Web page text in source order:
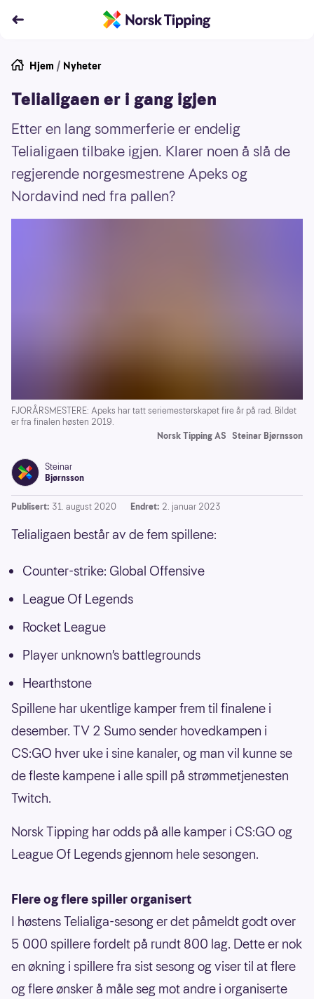
Hjem / Nyheter
Telialigaen er i gang igjen
Etter en lang sommerferie er endelig
Telialigaen tilbake igjen. Klarer noen å slå de
regjerende norgesmestrene Apeks og
Nordavind ned fra pallen?
FJORÅRSMESTERE: Apeks har tatt seriemesterskapet fire år på rad. Bildet
er fra finalen høsten 2019.
Norsk Tipping AS Steinar Bjørnsson
Steinar
Bjørnsson
Publisert: 31. august 2020 Endret: 2. januar 2023
Telialigaen består av de fem spillene:
Counter-strike: Global Offensive
League Of Legends
Rocket League
Player unknown’s battlegrounds
Hearthstone
Spillene har ukentlige kamper frem til finalene i
desember. TV 2 Sumo sender hovedkampen i
CS:GO hver uke i sine kanaler, og man vil kunne se
de fleste kampene i alle spill på strømmetjenesten
Twitch.
Norsk Tipping har odds på alle kamper i CS:GO og
League Of Legends gjennom hele sesongen.
Flere og flere spiller organisert
I høstens Telialiga-sesong er det påmeldt godt over
5 000 spillere fordelt på rundt 800 lag. Dette er nok
en økning i spillere fra sist sesong og viser til at flere
og flere ønsker å måle seg mot andre i organiserte